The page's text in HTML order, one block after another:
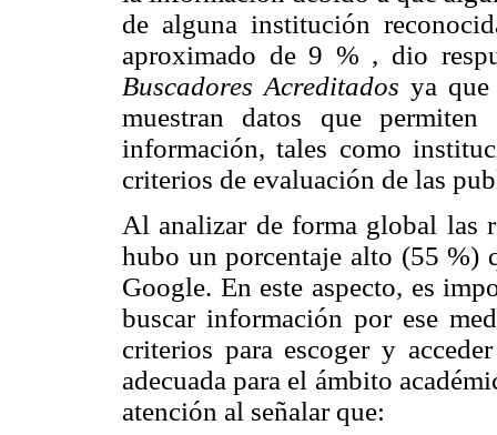
de alguna institución
aproximado de 9 % , dio
Buscadores Acreditados ya que
muestran datos que
información, tales como
criterios de evaluación de las
Al analizar de forma global las
hubo un porcentaje alto (55 %)
Google. En este aspecto, es
buscar información por ese
criterios para escoger y
adecuada para el ámbito
atención al señalar que: